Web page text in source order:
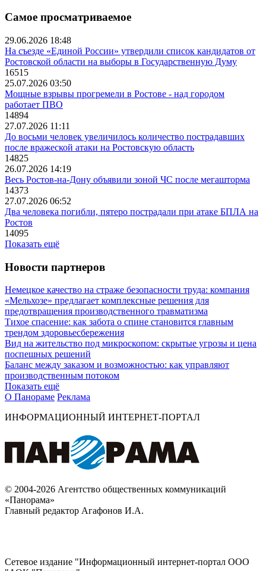
Самое просматриваемое
29.06.2026 18:48
На съезде «Единой России» утвердили список кандидатов от
Ростовской области на выборы в Государственную Думу
16515
25.07.2026 03:50
Мощные взрывы прогремели в Ростове - над городом
работает ПВО
14894
27.07.2026 11:11
До восьми человек увеличилось количество пострадавших
после вражеской атаки на Ростовскую область
14825
26.07.2026 14:19
Весь Ростов-на-Дону объявили зоной ЧС после мегашторма
14373
27.07.2026 06:52
Два человека погибли, пятеро пострадали при атаке БПЛА на
Ростов
14095
Показать ещё
Новости партнеров
Немецкое качество на страже безопасности труда: компания
«Мельхозе» предлагает комплексные решения для
предотвращения производственного травматизма
Тихое спасение: как забота о спине становится главным
трендом здоровьесбережения
Вид на жительство под микроскопом: скрытые угрозы и цена
поспешных решений
Баланс между заказом и возможностью: как управляют
производственным потоком
Показать ещё
О Панораме Реклама
ИНФОРМАЦИОННЫЙ ИНТЕРНЕТ-ПОРТАЛ
© 2004-2026 Агентство общественных коммуникаций
«Панорама»
Главный редактор Агафонов И.А.
Сетевое издание "Информационный интернет-портал ООО